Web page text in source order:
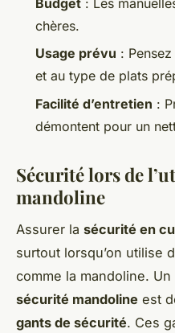
chères.
Usage prévu :
et au type de plats
Facilité d’entretien :
démontent pour un
Sécurité lors de
mandoline
Assurer la sécurité en
surtout lorsqu’on utilise
comme la mandoline.
sécurité mandoline est
gants de sécurité. Ces